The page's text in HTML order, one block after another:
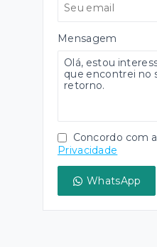
Mensagem
Concordo com a
Privacidade
WhatsApp